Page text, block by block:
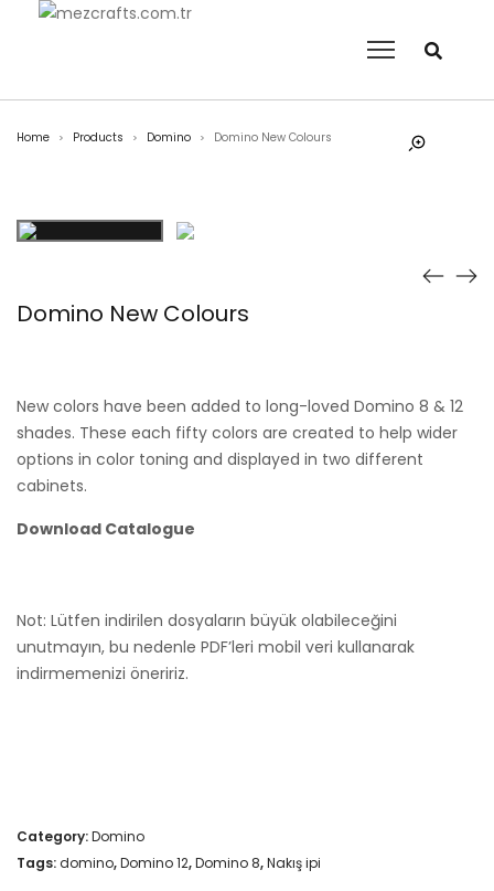
Home > Products > Domino > Domino New Colours
Domino New Colours
New colors have been added to long-loved Domino 8 & 12
shades. These each fifty colors are created to help wider
options in color toning and displayed in two different
cabinets.
Download Catalogue
Not: Lütfen indirilen dosyaların büyük olabileceğini
unutmayın, bu nedenle PDF’leri mobil veri kullanarak
indirmemenizi öneririz.
Category:Domino
Tags:domino,Domino 12,Domino 8,Nakış ipi